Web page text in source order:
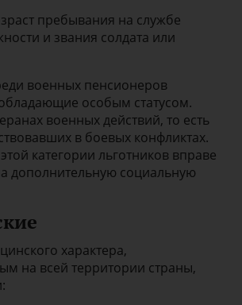
пребывания на службе
и звания солдата или
военных пенсионеров
особым статусом.
военных действий, то есть
в боевых конфликтах.
категории льготников вправе
дополнительную социальную
характера,
на всей территории страны,